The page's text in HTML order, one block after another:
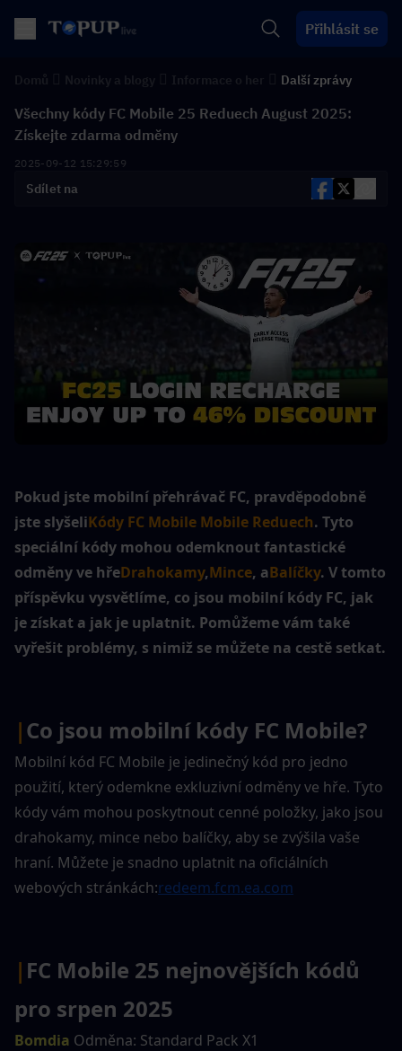
Přihlásit se
Další zprávy
Všechny kódy FC Mobile 25 Reduech August 2025:
Získejte zdarma odměny
2025-09-12 15:29:59
Sdílet na
Pokud jste mobilní přehrávač FC, pravděpodobně
jste slyšeliKódy FC Mobile Mobile Reduech. Tyto
speciální kódy mohou odemknout fantastické
odměny ve hřeDrahokamy,Mince, aBalíčky. V tomto
příspěvku vysvětlíme, co jsou mobilní kódy FC, jak
je získat a jak je uplatnit. Pomůžeme vám také
vyřešit problémy, s nimiž se můžete na cestě setkat.
|Co jsou mobilní kódy FC Mobile?
Mobilní kód FC Mobile je jedinečný kód pro jedno
použití, který odemkne exkluzivní odměny ve hře. Tyto
kódy vám mohou poskytnout cenné položky, jako jsou
drahokamy, mince nebo balíčky, aby se zvýšila vaše
hraní. Můžete je snadno uplatnit na oficiálních
webových stránkách:redeem.fcm.ea.com
| FC Mobile 25 nejnovějších kódů
pro srpen 2025
Bomdia Odměna: Standard Pack X1